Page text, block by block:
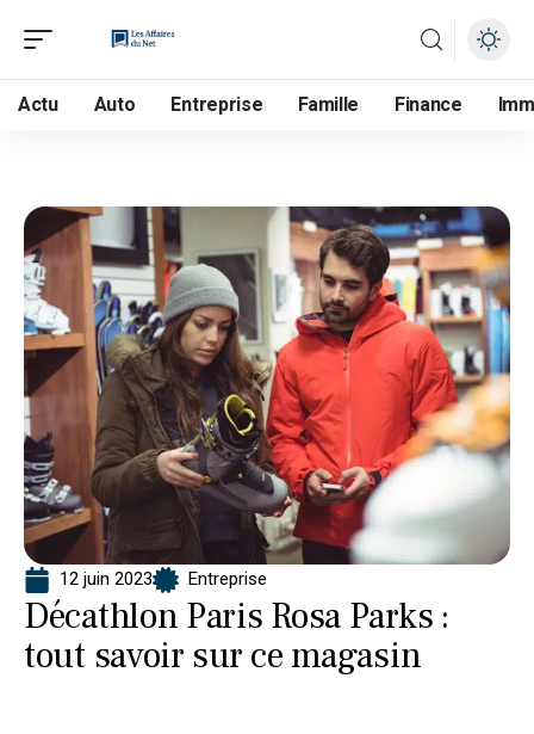
Actu Auto Entreprise Famille Finance
12 juin 2023 Entreprise
Décathlon Paris Rosa Parks :
tout savoir sur ce magasin